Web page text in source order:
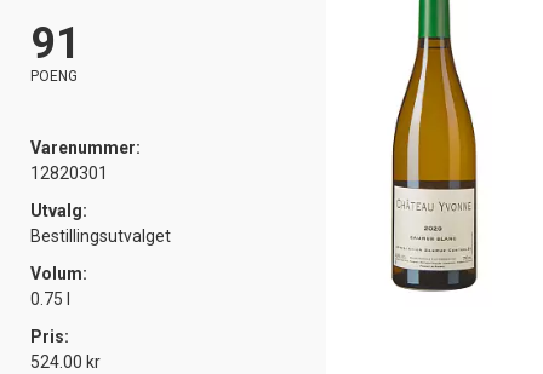
91
POENG
Varenummer:
12820301
Utvalg:
Bestillingsutvalget
Volum:
0.75 l
Pris:
524.00 kr